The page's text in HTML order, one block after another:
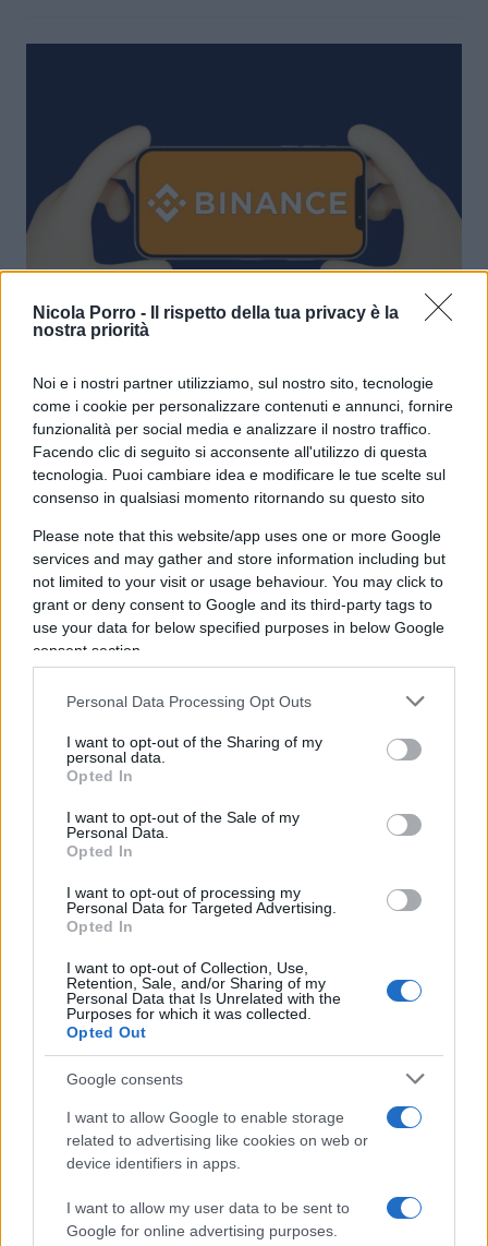
Nicola Porro -
Il rispetto della tua privacy è la
nostra priorità
Noi e i nostri partner utilizziamo, sul nostro sito, tecnologie
come i cookie per personalizzare contenuti e annunci, fornire
funzionalità per social media e analizzare il nostro traffico.
Facendo clic di seguito si acconsente all'utilizzo di questa
tecnologia. Puoi cambiare idea e modificare le tue scelte sul
consenso in qualsiasi momento ritornando su questo sito
Please note that this website/app uses one or more Google
services and may gather and store information including but
not limited to your visit or usage behaviour. You may click to
grant or deny consent to Google and its third-party tags to
use your data for below specified purposes in below Google
consent section.
Personal Data Processing Opt Outs
I want to opt-out of the Sharing of my
personal data.
Opted In
I want to opt-out of the Sale of my
Personal Data.
Opted In
I want to opt-out of processing my
Personal Data for Targeted Advertising.
Opted In
I want to opt-out of Collection, Use,
Retention, Sale, and/or Sharing of my
Personal Data that Is Unrelated with the
Purposes for which it was collected.
Opted Out
Google consents
I want to allow Google to enable storage
related to advertising like cookies on web or
device identifiers in apps.
I want to allow my user data to be sent to
Google for online advertising purposes.
Binance US: una nuova politica per i
diBTCSentinel
19 Ottobre 2023, 16:43
Israele blocca alcuni conti in
criptovalute
17 Ottobre 2023, 18:35